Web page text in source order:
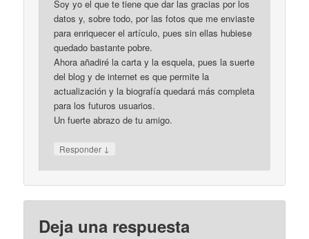
Soy yo el que te tiene que dar las gracias por los
datos y, sobre todo, por las fotos que me enviaste
para enriquecer el artículo, pues sin ellas hubiese
quedado bastante pobre.
Ahora añadiré la carta y la esquela, pues la suerte
del blog y de internet es que permite la
actualización y la biografía quedará más completa
para los futuros usuarios.
Un fuerte abrazo de tu amigo.
Responder ↓
Deja una respuesta